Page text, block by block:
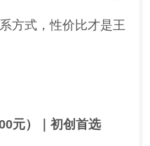
方式，性价比才是王
元）｜初创首选